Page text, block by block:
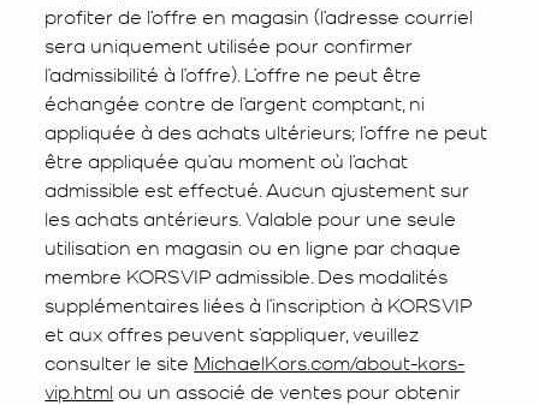
profiter de l’offre en magasin (l’adresse courriel
sera uniquement utilisée pour confirmer
l’admissibilité à l’offre). L’offre ne peut être
échangée contre de l’argent comptant, ni
appliquée à des achats ultérieurs; l’offre ne peut
être appliquée qu’au moment où l’achat
admissible est effectué. Aucun ajustement sur
les achats antérieurs. Valable pour une seule
utilisation en magasin ou en ligne par chaque
membre KORSVIP admissible. Des modalités
supplémentaires liées à l’inscription à KORSVIP
et aux offres peuvent s’appliquer, veuillez
consulter le site MichaelKors.com/about-kors-
vip.html ou un associé de ventes pour obtenir